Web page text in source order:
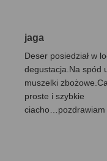
jaga
Deser posiedział w
degustacja.Na spód
muszelki
proste i szybkie
ciacho…pozdrawiam